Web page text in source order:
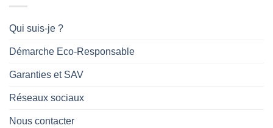
Qui suis-je ?
Démarche Eco-Responsable
Garanties et SAV
Réseaux sociaux
Nous contacter